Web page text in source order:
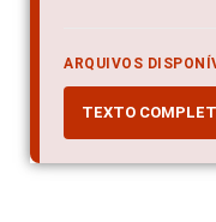
ARQUIVOS
TEXTO